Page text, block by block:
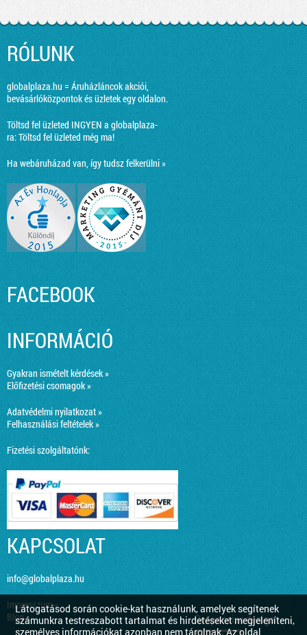
Látogatásod során cookie-kat használunk, amelyek segítenek
számunkra testreszabott tartalmat és hirdetéseket megjeleníteni,
személyes információkat azonban nem tárolnak. Az oldal
RÓLUNK
globalplaza.hu = Áruházláncok akciói,
bevásárlóközpontok és üzletek egy oldalon.
Töltsd fel üzleted INGYEN a globalplaza-
ra:Töltsd fel üzleted még ma!
Ha webáruházad van, így tudsz felkerülni »
FACEBOOK
INFORMÁCIÓ
Gyakran ismételt kérdések »
Előfizetési csomagok »
Adatvédelmi nyilatkozat »
Felhasználási feltételek »
Fizetési szolgáltatónk:
KAPCSOLAT
info@globalplaza.hu
Impresszum »
Blog »
Responsive design